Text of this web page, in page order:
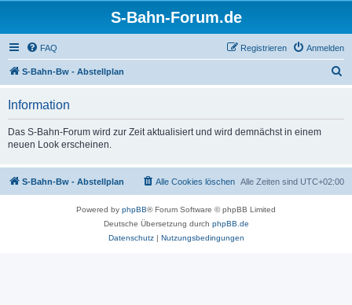
S-Bahn-Forum.de
FAQ Anmelden
Registrieren
S-Bahn-Bw - Abstellplan
Information
Das S-Bahn-Forum wird zur Zeit aktualisiert und wird demnächst in einem
neuen Look erscheinen.
S-Bahn-Bw - Abstellplan Alle Zeiten sind UTC+02:00
Alle Cookies löschen
Powered by phpBB® Forum Software © phpBB Limited
Deutsche Übersetzung durch phpBB.de
Datenschutz| Nutzungsbedingungen